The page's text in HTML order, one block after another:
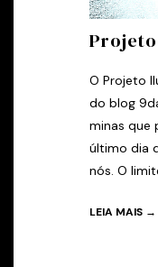
O Projeto
do blog
minas que
último dia
nós. O
LEIA MAIS →